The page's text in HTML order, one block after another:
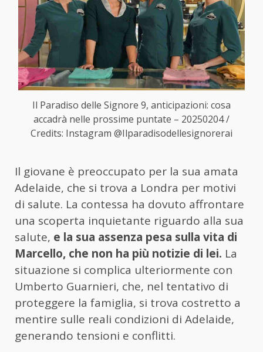
Il Paradiso delle Signore 9, anticipazioni: cosa
accadrà nelle prossime puntate – 20250204 /
Credits: Instagram @Ilparadisodellesignorerai
Il giovane è preoccupato per la sua amata
Adelaide, che si trova a Londra per motivi
di salute. La contessa ha dovuto affrontare
una scoperta inquietante riguardo alla sua
salute, e la sua assenza pesa sulla vita di
Marcello, che non ha più notizie di lei. La
situazione si complica ulteriormente con
Umberto Guarnieri, che, nel tentativo di
proteggere la famiglia, si trova costretto a
mentire sulle reali condizioni di Adelaide,
generando tensioni e conflitti.